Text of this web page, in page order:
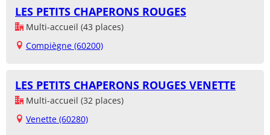
LES PETITS CHAPERONS ROUGES
Multi-accueil (43 places)
Compiègne (60200)
LES PETITS CHAPERONS ROUGES VENETTE
Multi-accueil (32 places)
Venette (60280)